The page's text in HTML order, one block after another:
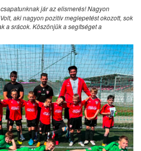
jár az elismerés! Nagyon
aki nagyon pozitív meglepetést okozott, sok
a srácok. Köszönjük a segítséget a